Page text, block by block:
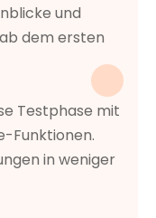
und
dem ersten
Testphase mit
Funktionen.
in weniger